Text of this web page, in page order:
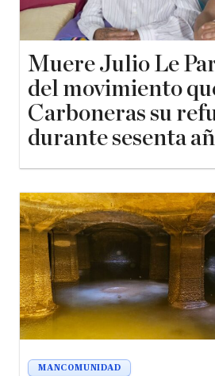
Muere Julio Le
del movimiento
Carboneras su
durante sesenta
MANCOMUNIDAD